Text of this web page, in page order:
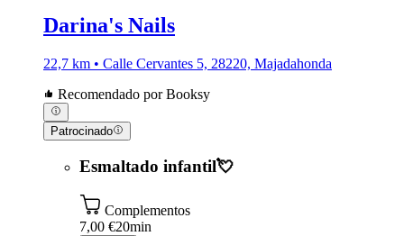
Darina's Nails
22,7 km • Calle Cervantes 5, 28220, Majadahonda
Recomendado por Booksy
Patrocinado
Esmaltado infantil💘
Complementos
7,00 €20min